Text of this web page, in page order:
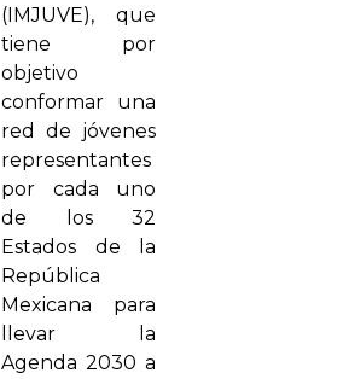
(IMJUVE), que
tiene por
objetivo
conformar una
red de jóvenes
representantes
por cada uno
de los 32
Estados de la
República
Mexicana para
llevar la
Agenda 2030 a